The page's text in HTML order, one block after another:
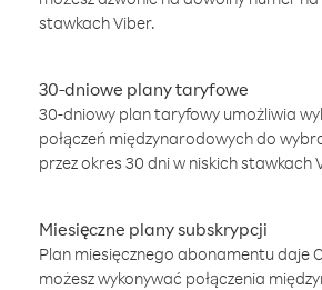
stawkach Viber.
30-dniowe plany taryfowe
30-dniowy plan taryfowy umożliwia
połączeń międzynarodowych do
przez okres 30 dni w niskich stawkach
Miesięczne plany subskrypcji
Plan miesięcznego abonamentu daje
możesz wykonywać połączenia